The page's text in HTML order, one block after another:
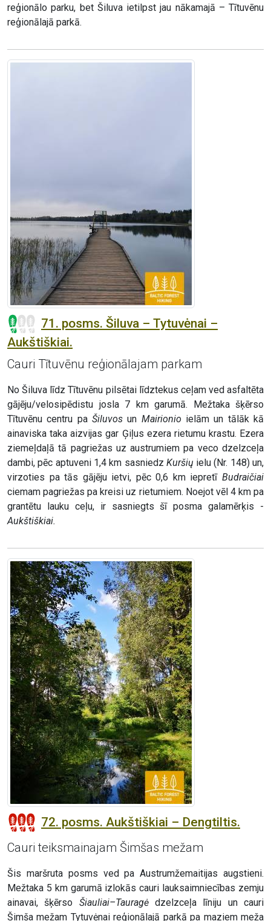
reģionālo parku, bet Šiluva ietilpst jau nākamajā – Tītuvēnu
reģionālajā parkā.
71. posms. Šiluva – Tytuvėnai –
Aukštiškiai.
Cauri Tītuvēnu reģionālajam parkam
No Šiluva līdz Tītuvēnu pilsētai līdztekus ceļam ved asfaltēta
gājēju/velosipēdistu josla 7 km garumā. Mežtaka šķērso
Tītuvēnu centru pa Šiluvos un Mairionio ielām un tālāk kā
ainaviska taka aizvijas gar Ģiļus ezera rietumu krastu. Ezera
ziemeļdaļā tā pagriežas uz austrumiem pa veco dzelzceļa
dambi, pēc aptuveni 1,4 km sasniedz Kuršių ielu (Nr. 148) un,
virzoties pa tās gājēju ietvi, pēc 0,6 km iepretī Budraičiai
ciemam pagriežas pa kreisi uz rietumiem. Noejot vēl 4 km pa
grantētu lauku ceļu, ir sasniegts šī posma galamērķis -
Aukštiškiai.
72. posms. Aukštiškiai – Dengtiltis.
Cauri teiksmainajam Šimšas mežam
Šis maršruta posms ved pa Austrumžemaitijas augstieni.
Mežtaka 5 km garumā izlokās cauri lauksaimniecības zemju
ainavai, šķērso Šiauliai–Tauragėdzelzceļa līniju un cauri
Šimša mežam Tytuvėnai reģionālajā parkā pa maziem meža